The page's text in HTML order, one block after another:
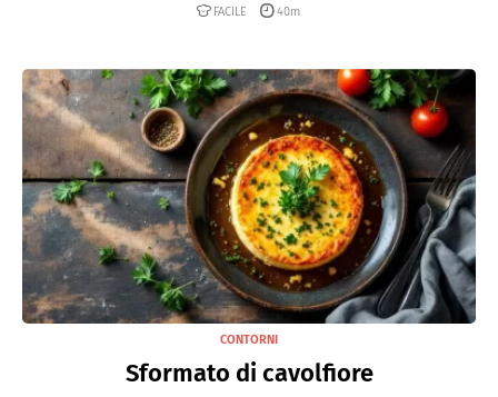
FACILE 40m
CONTORNI
Sformato di cavolfiore